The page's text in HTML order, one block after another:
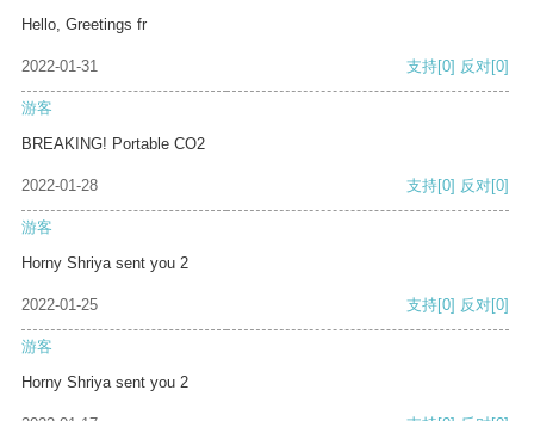
Hello, Greetings fr
2022-01-31 支持[0] 反对[0]
游客
BREAKING! Portable CO2
2022-01-28 支持[0] 反对[0]
游客
Horny Shriya sent you 2
2022-01-25 支持[0] 反对[0]
游客
Horny Shriya sent you 2